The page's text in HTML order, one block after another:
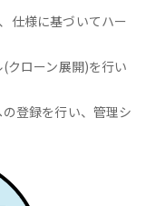
仕様に基づいてハー
クローン展開)を行い
登録を行い、管理シ